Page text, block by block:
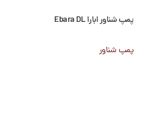
پمپ شناور ابارا Ebara DL
پمپ شناور